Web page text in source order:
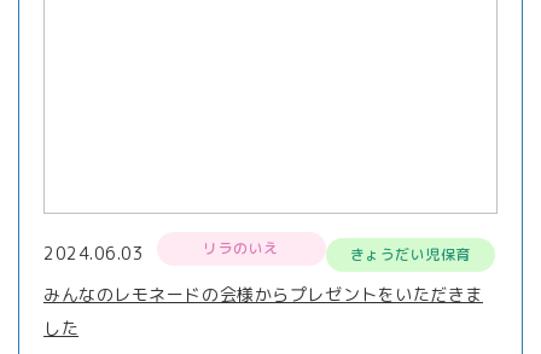
2024.06.03 リラのいえ きょうだい児保育
みんなのレモネードの会様からプレゼントをいただきま
した